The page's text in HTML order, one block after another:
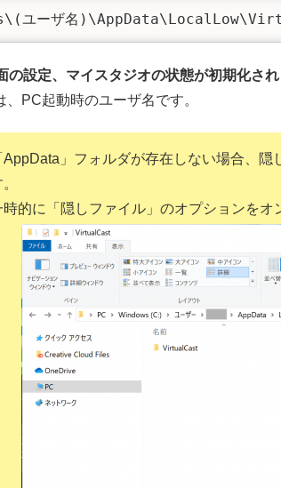
ユーザ名
設定、マイスタジオの状態が初期化され
PC起動時のユーザ名です。
AppData」フォルダが存在しない場合、
時的に「隠しファイル」のオプションをオ